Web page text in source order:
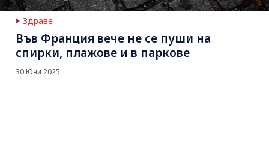
Здраве
Във Франция вече не се пуши на
спирки, плажове и в паркове
30 Юни 2025